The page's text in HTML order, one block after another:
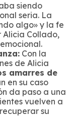
siendo
seria. La
algo» y la fe
Alicia Collado,
Con la
de Alicia
amarres de
en su caso
da paso a una
vuelven a
su